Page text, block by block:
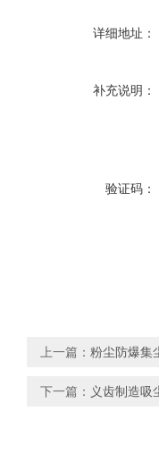
详细地址：
补充说明：
验证码：
上一篇： 粉尘防爆集
下一篇： 义齿制造吸